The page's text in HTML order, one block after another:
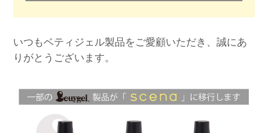
いつもベティジェル製品をご愛顧いただき、誠にあ
りがとうございます。